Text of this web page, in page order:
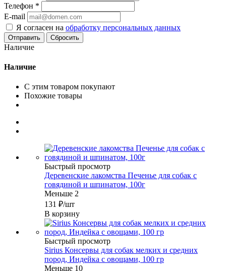
Телефон *
E-mail
Я согласен на обработку персональных данных
Сбросить
Наличие
Наличие
С этим товаром покупают
Похожие товары
Быстрый просмотр
Деревенские лакомства Печенье для собак с
говядиной и шпинатом, 100г
Меньше 2
131 ₽/шт
В корзину
Быстрый просмотр
Sirius Консервы для собак мелких и средних
пород, Индейка с овощами, 100 гр
Меньше 10